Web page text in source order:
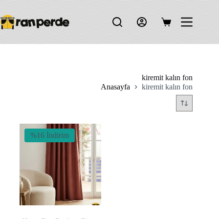
content
Shopping
kiremit kalın fon
Anasayfa
kiremit kalın fon
%16 İndirim